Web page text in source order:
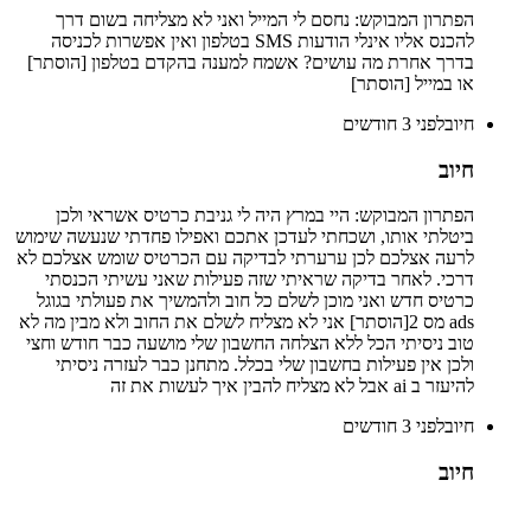
הפתרון המבוקש: נחסם לי המייל ואני לא מצליחה בשום דרך
להכנס אליו אינלי הודעות SMS בטלפון ואין אפשרות לכניסה
בדרך אחרת מה עושים? אשמח למענה בהקדם בטלפון [הוסתר]
או במייל [הוסתר]
חיובלפני 3 חודשים
חיוב
הפתרון המבוקש: היי במרץ היה לי גניבת כרטיס אשראי ולכן
ביטלתי אותו, ושכחתי לעדכן אתכם ואפילו פחדתי שנעשה שימוש
לרעה אצלכם לכן ערערתי לבדיקה עם הכרטיס שומש אצלכם לא
דרכי. לאחר בדיקה שראיתי שזה פעילות שאני עשיתי הכנסתי
כרטיס חדש ואני מוכן לשלם כל חוב ולהמשיך את פעולתי בגוגל
ads מס 2[הוסתר] אני לא מצליח לשלם את החוב ולא מבין מה לא
טוב ניסיתי הכל ללא הצלחה החשבון שלי מושעה כבר חודש וחצי
ולכן אין פעילות בחשבון שלי בכלל. מתחנן כבר לעזרה ניסיתי
להיעזר ב ai אבל לא מצליח להבין איך לעשות את זה
חיובלפני 3 חודשים
חיוב